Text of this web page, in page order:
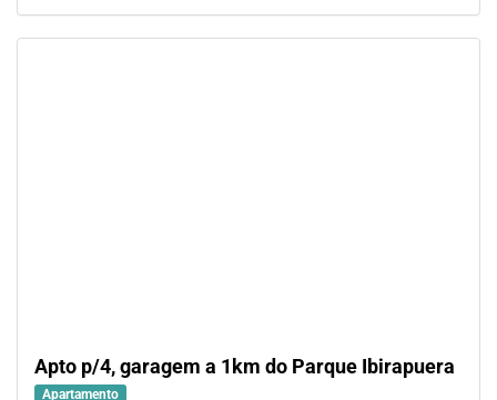
Apto p/4, garagem a 1km do Parque Ibirapuera
Apartamento